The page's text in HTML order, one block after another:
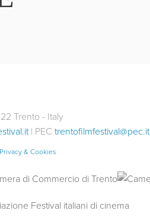
Trento - Italy
| PEC trentofilmfestival@pec.it
Privacy & Cookies